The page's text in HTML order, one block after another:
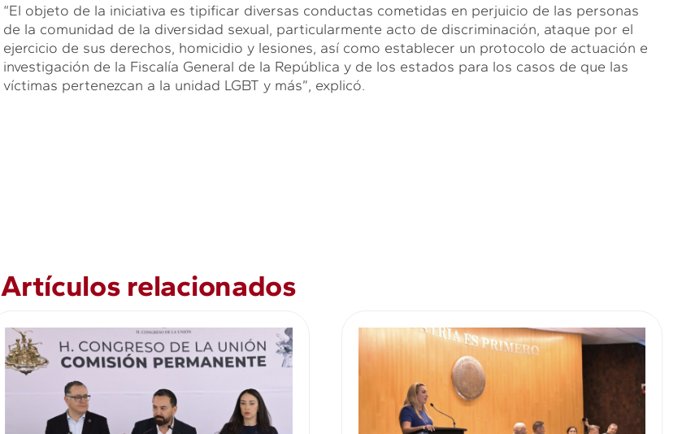
“El objeto de la iniciativa es tipificar diversas conductas cometidas en perjuicio de las personas
de la comunidad de la diversidad sexual, particularmente acto de discriminación, ataque por el
ejercicio de sus derechos, homicidio y lesiones, así como establecer un protocolo de actuación e
investigación de la Fiscalía General de la República y de los estados para los casos de que las
víctimas pertenezcan a la unidad LGBT y más”, explicó.
Artículos relacionados